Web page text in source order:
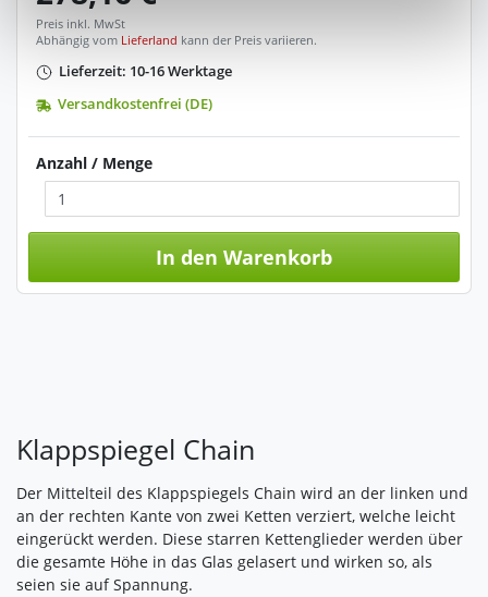
unter "Cookies" Ihre getroffene Auswahl anpassen. Durch
Verarbeitung nicht berührt.
Impressum|Datenschutz
Preis inkl. MwSt
Abhängig vom Lieferland kann der Preis variieren.
Lieferzeit: 10-16 Werktage
Versandkostenfrei (DE)
Anzahl / Menge
In den Warenkorb
Klappspiegel Chain
Der Mittelteil des Klappspiegels Chain wird an der linken und
an der rechten Kante von zwei Ketten verziert, welche leicht
eingerückt werden. Diese starren Kettenglieder werden über
die gesamte Höhe in das Glas gelasert und wirken so, als
seien sie auf Spannung.